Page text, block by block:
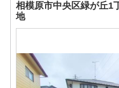
相模原市中央区緑が丘
地